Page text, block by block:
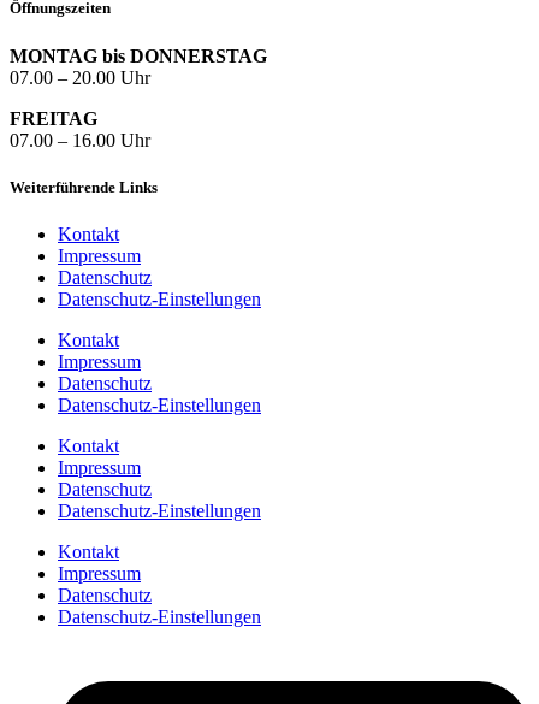
Öffnungszeiten
MONTAG bis DONNERSTAG
07.00 – 20.00 Uhr
FREITAG
07.00 – 16.00 Uhr
Weiterführende Links
Kontakt
Impressum
Datenschutz
Datenschutz-Einstellungen
Kontakt
Impressum
Datenschutz
Datenschutz-Einstellungen
Kontakt
Impressum
Datenschutz
Datenschutz-Einstellungen
Kontakt
Impressum
Datenschutz
Datenschutz-Einstellungen